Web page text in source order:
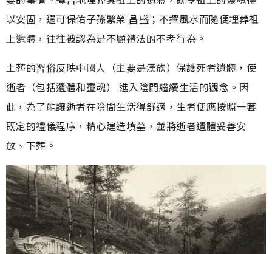
以安固，還可保佑子孫繁榮 昌盛；不擇風水而隨便埋葬祖
上遺體，往往被認為是不顧禮法的不孝行為。
土葬的習俗反映中國人（主要是漢族）保護死者遺體，使
逝者（包括遺體和靈魂） 進入陰間繼續生活的觀念。因
此，為了能讓逝者在陰間生活得舒適，生者便應按照一套
既定的禮儀程序，精心建造墳墓，並將逝者遺體妥善安
放、下葬。